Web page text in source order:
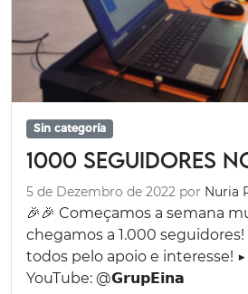
Sin categoría
1000 seguidores
5 de Dezembro de 2022 por Nuria
🎉🎉 Começamos a semana
chegamos a 1.000
todos pelo apoio e interesse!
YouTube: @𝗚𝗿𝘂𝗽𝗘𝗶𝗻𝗮